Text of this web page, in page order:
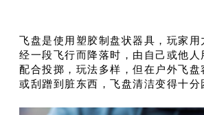
飞盘是使用塑胶制盘状器具，玩家用
经一段飞行而降落时，由自己或他人
配合投掷，玩法多样，但在户外飞盘
或刮蹭到脏东西，飞盘清洁变得十分